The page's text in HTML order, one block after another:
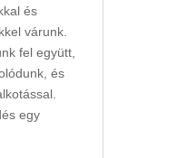
és
várunk.
fel együtt,
és
egy